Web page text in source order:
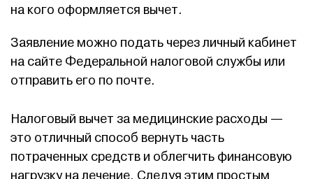
на кого оформляется вычет.
Заявление можно подать через личный кабинет
на сайте Федеральной налоговой службы или
отправить его по почте.
Налоговый вычет за медицинские расходы —
это отличный способ вернуть часть
потраченных средств и облегчить финансовую